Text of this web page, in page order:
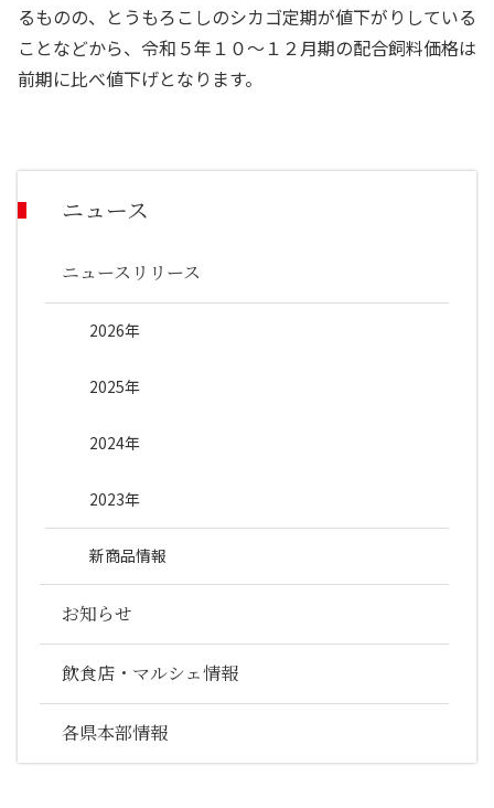
るものの、とうもろこしのシカゴ定期が値下がりしている
ことなどから、令和５年１０～１２月期の配合飼料価格は
前期に比べ値下げとなります。
ニュース
ニュースリリース
2026年
2025年
2024年
2023年
新商品情報
お知らせ
飲食店・マルシェ情報
各県本部情報